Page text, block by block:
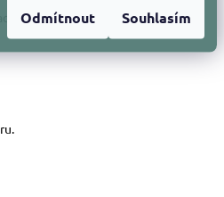
Odmítnout Souhlasím